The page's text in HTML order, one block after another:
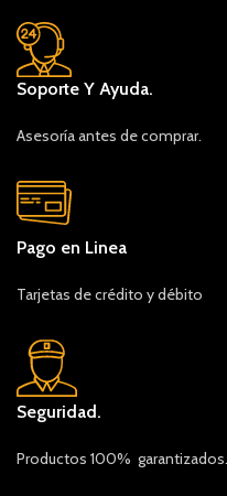
Soporte Y Ayuda.
Asesoría antes de comprar.
Pago en Linea
Tarjetas de crédito y débito
Seguridad.
Productos 100% garantizados.